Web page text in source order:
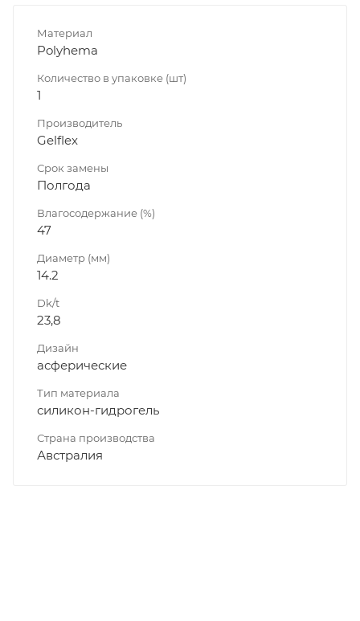
Материал
Polyhema
Количество в упаковке (шт)
1
Производитель
Gelflex
Срок замены
Полгода
Влагосодержание (%)
47
Диаметр (мм)
14.2
Dk/t
23,8
Дизайн
асферические
Тип материала
силикон-гидрогель
Страна производства
Австралия